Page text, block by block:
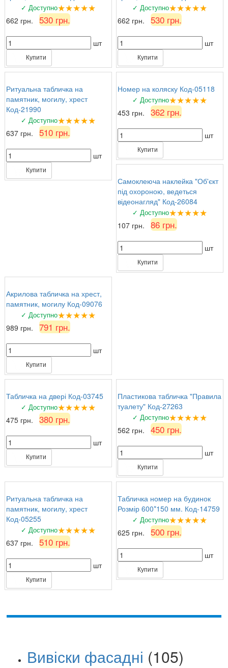
✓ Доступно★★★★★
662 грн. 530 грн.
шт
Купити
✓ Доступно★★★★★
662 грн. 530 грн.
шт
Купити
Ритуальна табличка на
памятник, могилу, хрест
Код-21990
✓ Доступно★★★★★
637 грн. 510 грн.
шт
Купити
Номер на коляску Код-05118
✓ Доступно★★★★★
453 грн. 362 грн.
шт
Купити
Самоклеюча наклейка "Об'єкт
під охороною, ведеться
відеонагляд" Код-26084
✓ Доступно★★★★★
107 грн. 86 грн.
шт
Купити
Акрилова табличка на хрест,
памятник, могилу Код-09076
✓ Доступно★★★★★
989 грн. 791 грн.
шт
Купити
Табличка на двері Код-03745
✓ Доступно★★★★★
475 грн. 380 грн.
шт
Купити
Пластикова табличка "Правила
туалету" Код-27263
✓ Доступно★★★★★
562 грн. 450 грн.
шт
Купити
Ритуальна табличка на
памятник, могилу, хрест
Код-05255
✓ Доступно★★★★★
637 грн. 510 грн.
шт
Купити
Табличка номер на будинок
Розмір 600*150 мм. Код-14759
✓ Доступно★★★★★
625 грн. 500 грн.
шт
Купити
Вивіски фасадні (105)